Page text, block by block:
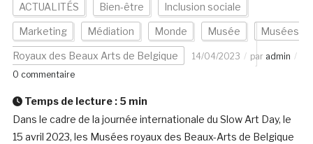
ACTUALITÉS Bien-être Inclusion sociale
Marketing Médiation Monde Musée Musées
Royaux des Beaux Arts de Belgique 14/04/2023 par admin
0 commentaire
Temps de lecture : 5 min
Dans le cadre de la journée internationale du Slow Art Day, le
15 avril 2023, les Musées royaux des Beaux-Arts de Belgique